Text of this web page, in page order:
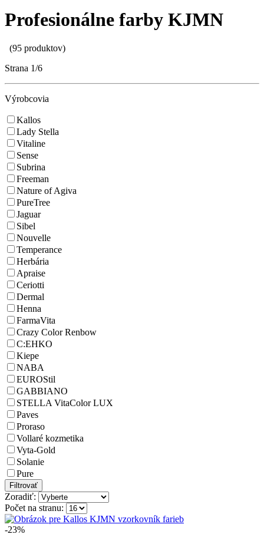
Profesionálne farby KJMN
(95 produktov)
Strana 1/6
Výrobcovia
Kallos
Lady Stella
Vitaline
Sense
Subrina
Freeman
Nature of Agiva
PureTree
Jaguar
Sibel
Nouvelle
Temperance
Herbária
Apraise
Ceriotti
Dermal
Henna
FarmaVita
Crazy Color Renbow
C:EHKO
Kiepe
NABA
EUROStil
GABBIANO
STELLA VitaColor LUX
Paves
Proraso
Vollaré kozmetika
Vyta-Gold
Solanie
Pure
Zoradiť:
Počet na stranu:
-23%